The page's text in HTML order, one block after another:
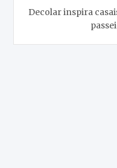
Decolar inspira